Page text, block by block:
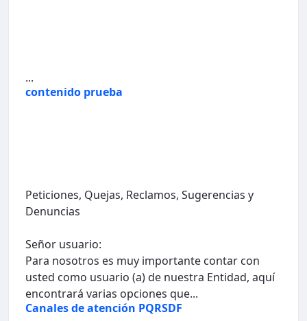
...
contenido prueba
Peticiones, Quejas, Reclamos, Sugerencias y
Denuncias
Señor usuario:
Para nosotros es muy importante contar con
usted como usuario (a) de nuestra Entidad, aquí
encontrará varias opciones que...
Canales de atención PQRSDF